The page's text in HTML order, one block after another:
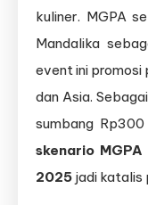
kuliner. MGPA
Mandalika
event ini
dan Asia.
sumbang
skenario
2025 jadi katalis